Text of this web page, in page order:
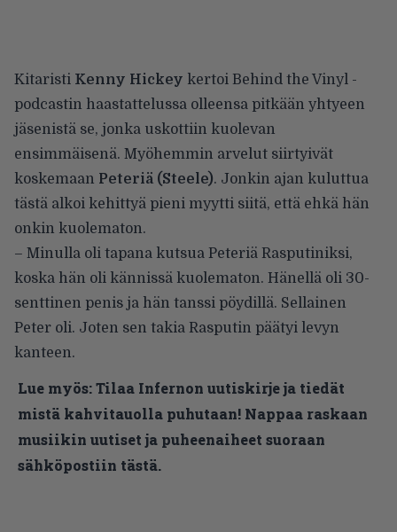
Kitaristi Kenny Hickey kertoi Behind the Vinyl -
podcastin haastattelussa olleensa pitkään yhtyeen
jäsenistä se, jonka uskottiin kuolevan
ensimmäisenä. Myöhemmin arvelut siirtyivät
koskemaan Peteriä (Steele). Jonkin ajan kuluttua
tästä alkoi kehittyä pieni myytti siitä, että ehkä hän
onkin kuolematon.
– Minulla oli tapana kutsua Peteriä Rasputiniksi,
koska hän oli kännissä kuolematon. Hänellä oli 30-
senttinen penis ja hän tanssi pöydillä. Sellainen
Peter oli. Joten sen takia Rasputin päätyi levyn
kanteen.
Lue myös:Tilaa Infernon uutiskirje ja tiedät
mistä kahvitauolla puhutaan! Nappaa raskaan
musiikin uutiset ja puheenaiheet suoraan
sähköpostiin tästä.